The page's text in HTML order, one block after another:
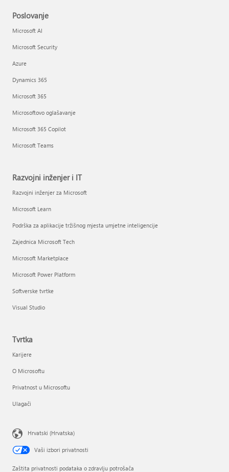
Poslovanje
Microsoft AI
Microsoft Security
Azure
Dynamics 365
Microsoft 365
Microsoftovo oglašavanje
Microsoft 365 Copilot
Microsoft Teams
Razvojni inženjer i IT
Razvojni inženjer za Microsoft
Microsoft Learn
Podrška za aplikacije tržišnog mjesta umjetne inteligencije
Zajednica Microsoft Tech
Microsoft Marketplace
Microsoft Power Platform
Softverske tvrtke
Visual Studio
Tvrtka
Karijere
O Microsoftu
Privatnost u Microsoftu
Ulagači
Hrvatski (Hrvatska)
Vaši izbori privatnosti
Zaštita privatnosti podataka o zdravlju potrošača